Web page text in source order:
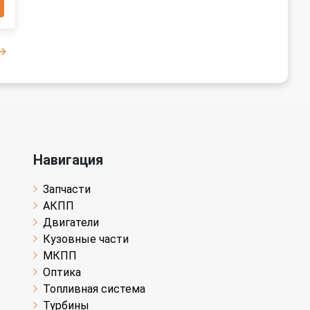
Навигация
Запчасти
АКПП
Двигатели
Кузовные части
МКПП
Оптика
Топливная система
Турбины